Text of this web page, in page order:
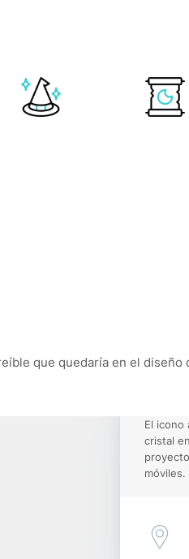
que quedaría en el
El icono
cristal
móviles.